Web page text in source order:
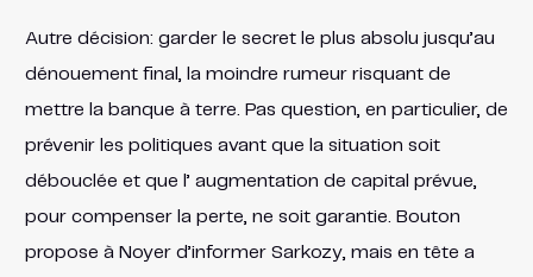
Autre décision: garder le secret le plus absolu jusqu’au
dénouement final, la moindre rumeur risquant de
mettre la banque à terre. Pas question, en particulier, de
prévenir les politiques avant que la situation soit
débouclée et que l’ augmentation de capital prévue,
pour compenser la perte, ne soit garantie. Bouton
propose à Noyer d’informer Sarkozy, mais en tête a